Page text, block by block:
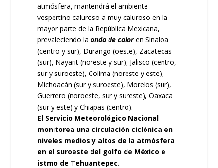
atmósfera, mantendrá el ambiente
vespertino caluroso a muy caluroso en la
mayor parte de la República Mexicana,
prevaleciendo la onda de caloren Sinaloa
(centro y sur), Durango (oeste), Zacatecas
(sur), Nayarit (noreste y sur), Jalisco (centro,
sur y suroeste), Colima (noreste y este),
Michoacán (sur y suroeste), Morelos (sur),
Guerrero (noroeste, sur y sureste), Oaxaca
(sur y este) y Chiapas (centro).
El Servicio Meteorológico Nacional
monitorea una circulación ciclónica en
niveles medios y altos de la atmósfera
en el suroeste del golfo de México e
istmo de Tehuantepec.